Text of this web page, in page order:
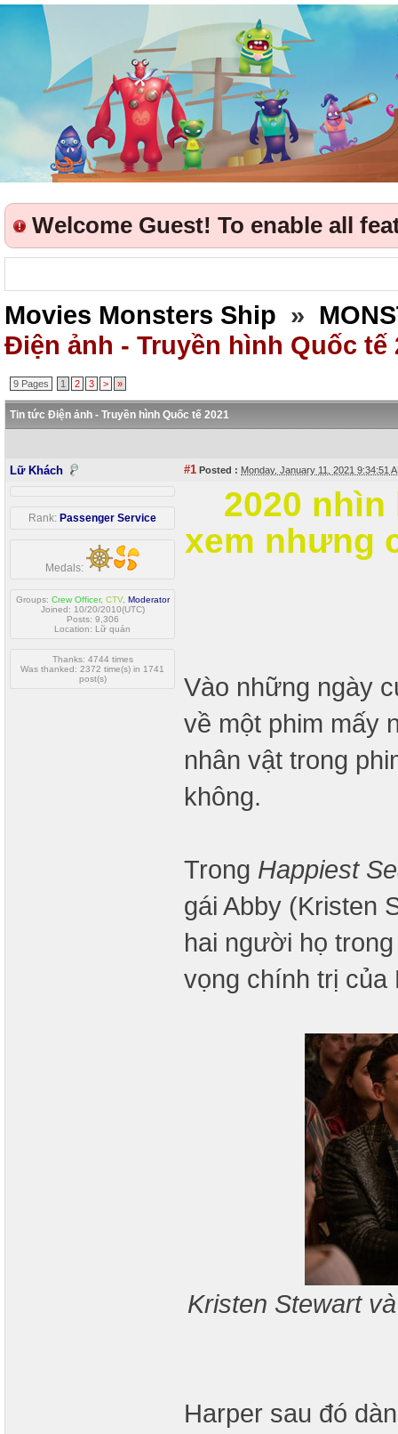
Welcome Guest! To enable all
Movies Monsters Ship »
Điện ảnh - Truyền hình Quốc tế
9 Pages 1 2 3 > »
Tin tức Điện ảnh - Truyền hình Quốc tế 2021
Lữ Khách #1 Posted : Monday, January 11, 2021 9:34:51
Rank: Passenger Service
Medals:
Groups: Crew Officer, CTV, Moderator
Joined: 10/20/2010(UTC)
Posts: 9,306
Location: Lữ quán
Thanks: 4744 times
Was thanked: 2372 time(s) in 1741
post(s)
2020
xem nhưng
Vào những ngày
về một phim mấy
nhân vật trong
không.
Trong Happiest
gái Abby (Kristen
hai người họ
vọng chính trị của
Kristen Stewart
Harper sau đó